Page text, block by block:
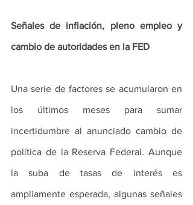
Señales de inflación, pleno empleo y
cambio de autoridades en la FED
Una serie de factores se acumularon en
los últimos meses para sumar
incertidumbre al anunciado cambio de
política de la Reserva Federal. Aunque
la suba de tasas de interés es
ampliamente esperada, algunas señales